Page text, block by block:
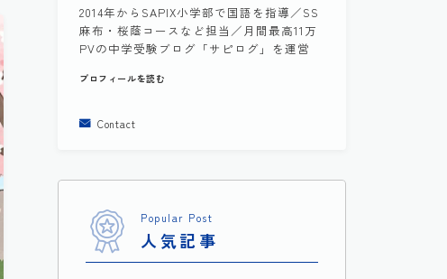
2014年からSAPIX小学部で国語を指導／SS
麻布・桜蔭コースなど担当／月間最高11万
PVの中学受験ブログ「サピログ」を運営
プロフィールを読む
Contact
Popular Post
人気記事